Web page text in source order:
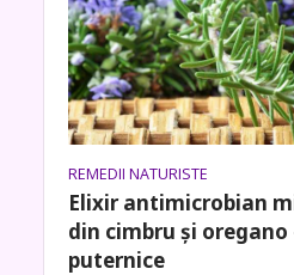
REMEDII NATURISTE
Elixir antimicrobian
din cimbru și
puternice